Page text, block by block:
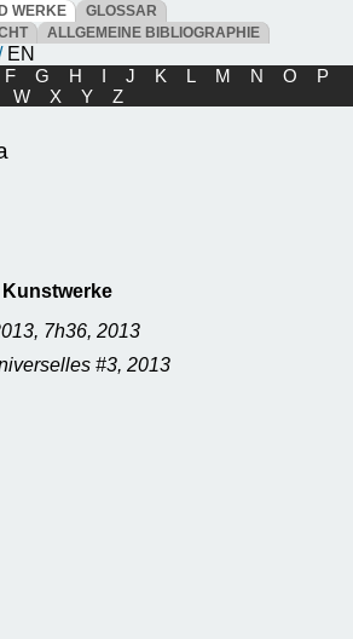
WERKE
GLOSSAR
ALLGEMEINE BIBLIOGRAPHIE
EN
F G H I J K L M N O
P
W X Y Z